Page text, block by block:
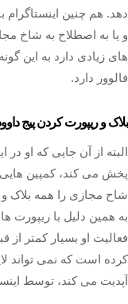
دهد. هم چنین
و یا به اصطلاح به شاخ
فالوور دارد.
بلاک و ریپورت کردن پیج
البته از آن جایی که او
پخش می کند، کمپین هایی
شاح مجازی را همه بلاک و
به همین دلیل با ریپورت
فعالیت او بسیار کمتر
کرده است که نمی تواند
آپدیت می کند، توسط